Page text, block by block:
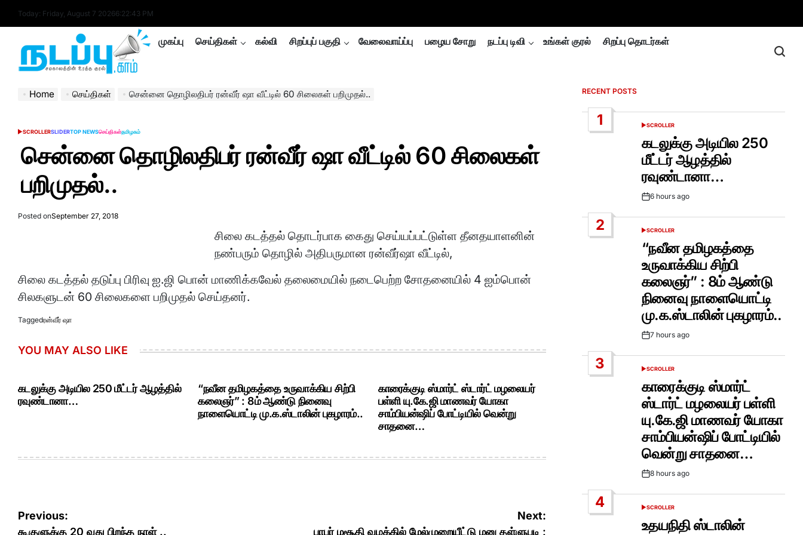
Today: Friday, August 7 20266:22:43 PM
nadappu.com
முகப்பு செய்திகள் கல்வி சிறப்புப் பகுதி வேலைவாய்ப்பு பழைய சோறு நடப்பு டிவி உங்கள் குரல் சிறப்பு தொடர்கள்
Home செய்திகள் சென்னை தொழிலதிபர் ரன்வீர் ஷா வீட்டில் 60 சிலைகள் பறிமுதல்..
POSTED
SCROLLERSLIDERTOP NEWSசெய்திகள்தமிழகம்
சென்னை தொழிலதிபர் ரன்வீர் ஷா வீட்டில் 60 சிலைகள்
பறிமுதல்..
Posted onSeptember 27, 2018
சிலை கடத்தல் தொடர்பாக கைது செய்யப்பட்டுள்ள தீனதயாளனின்
நண்பரும் தொழில் அதிபருமான ரன்வீர்ஷா வீட்டில்,
சிலை கடத்தல் தடுப்பு பிரிவு ஐ.ஜி பொன் மாணிக்கவேல் தலைமையில் நடைபெற்ற சோதனையில் 4 ஐம்பொன்
சிலகளுடன் 60 சிலைகளை பறிமுதல் செய்தனர்.
Taggedரன்வீர் ஷா
YOU MAY ALSO LIKE
கடலுக்கு அடியில 250 மீட்டர் ஆழத்தில்
ரவுண்டானா…
“நவீன தமிழகத்தை உருவாக்கிய சிற்பி
கலைஞர்” : 8ம் ஆண்டு நினைவு
நாளையொட்டி மு.க.ஸ்டாலின் புகழாரம்..
காரைக்குடி ஸ்மார்ட் ஸ்டார்ட் மழலையர்
பள்ளி யு.கே.ஜி மாணவர் யோகா
சாம்பியன்ஷிப் போட்டியில் வென்று
சாதனை…
Post
Previous:
கூகுளுக்கு 20 வது பிறந்த நாள் ..
Next:
பாபர் மசூதி வழக்கில் மேல்முறையீட்டு மனு தள்ளுபடி :
RECENT POSTS
1
POSTED
SCROLLER
கடலுக்கு அடியில 250
மீட்டர் ஆழத்தில்
ரவுண்டானா…
Post6 hours ago
2
POSTED
SCROLLER
“நவீன தமிழகத்தை
உருவாக்கிய சிற்பி
கலைஞர்” : 8ம் ஆண்டு
நினைவு நாளையொட்டி
மு.க.ஸ்டாலின் புகழாரம்..
Post7 hours ago
3
POSTED
SCROLLER
காரைக்குடி ஸ்மார்ட்
ஸ்டார்ட் மழலையர் பள்ளி
யு.கே.ஜி மாணவர் யோகா
சாம்பியன்ஷிப் போட்டியில்
வென்று சாதனை…
Post8 hours ago
4
POSTED
SCROLLER
உதயநிதி ஸ்டாலின்